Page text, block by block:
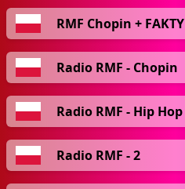
RMF Chopin + FAKTY
Radio RMF - Chopin
Radio RMF - Hip Hop
Radio RMF - 2